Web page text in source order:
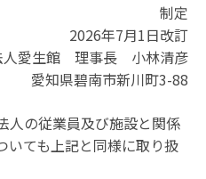
制定
2026年7月1日改訂
人愛生館 理事長 小林清彦
愛知県碧南市新川町3-88
人の従業員及び施設と関係
いても上記と同様に取り扱